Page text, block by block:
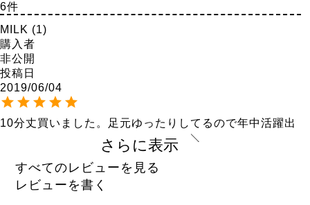
6
MILK
1
購入者
非公開
投稿日
2019/06/04
10分丈買いました。足元ゆったりしてるので年中活躍出
あい
購入者
40代 女性
さらに表示
すべてのレビューを見る
レビューを書く